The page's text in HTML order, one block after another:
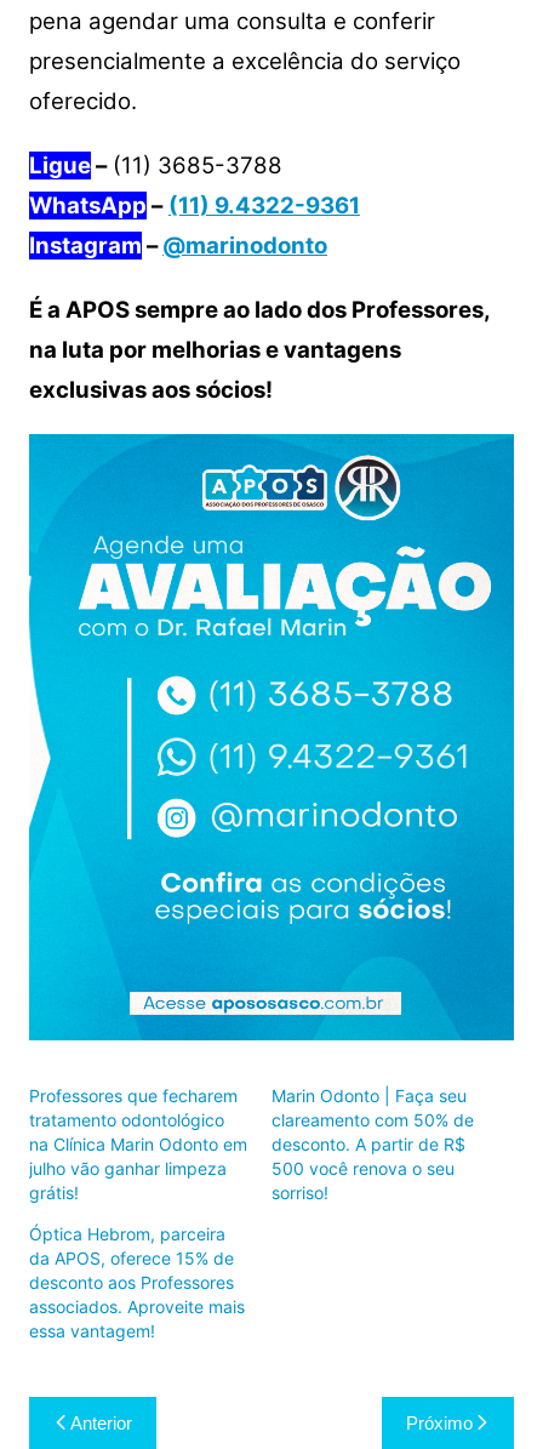
pena agendar uma consulta e conferir
presencialmente a excelência do serviço
oferecido.
Ligue–(11) 3685-3788
WhatsApp – (11) 9.4322-9361
Instagram –@marinodonto
É a APOS sempre ao lado dos Professores,
na luta por melhorias e vantagens
exclusivas aos sócios!
Professores que fecharem
tratamento odontológico
na Clínica Marin Odonto em
julho vão ganhar limpeza
grátis!
Marin Odonto | Faça seu
clareamento com 50% de
desconto. A partir de R$
500 você renova o seu
sorriso!
Óptica Hebrom, parceira
da APOS, oferece 15% de
desconto aos Professores
associados. Aproveite mais
essa vantagem!
Navegação
Anterior Próximo